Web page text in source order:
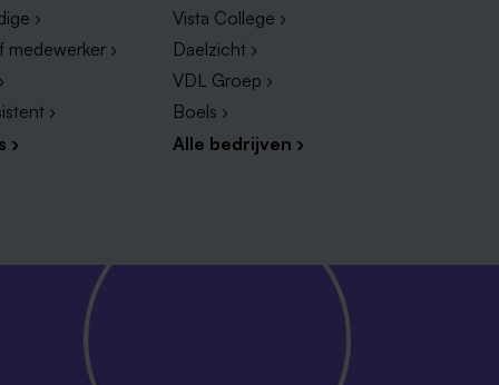
›
medewerker ›
›
›
Vista College ›
Daelzicht ›
VDL Groep ›
Boels ›
Alle bedrijven ›